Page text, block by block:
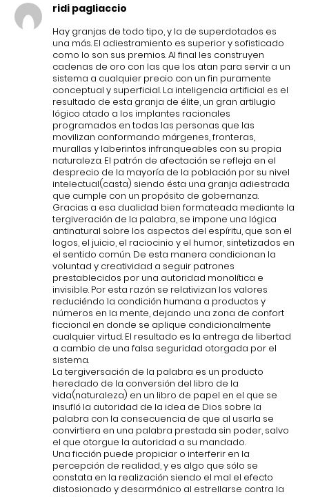
ridi pagliaccio
Hay granjas de todo tipo, y la de superdotados es
una más. El adiestramiento es superior y sofisticado
como lo son sus premios. Al final les construyen
cadenas de oro con las que los atan para servir a un
sistema a cualquier precio con un fin puramente
conceptual y superficial. La inteligencia artificial es el
resultado de esta granja de élite, un gran artilugio
lógico atado a los implantes racionales
programados en todas las personas que las
movilizan conformando márgenes, fronteras,
murallas y laberintos infranqueables con su propia
naturaleza. El patrón de afectación se refleja en el
desprecio de la mayoría de la población por su nivel
intelectual(casta) siendo ésta una granja adiestrada
que cumple con un propósito de gobernanza.
Gracias a esa dualidad bien formateada mediante la
tergiveración de la palabra, se impone una lógica
antinatural sobre los aspectos del espíritu, que son el
logos, el juicio, el raciocinio y el humor, sintetizados en
el sentido común. De esta manera condicionan la
voluntad y creatividad a seguir patrones
prestablecidos por una autoridad monolítica e
invisible. Por esta razón se relativizan los valores
reduciéndo la condición humana a productos y
números en la mente, dejando una zona de confort
ficcional en donde se aplique condicionalmente
cualquier virtud. El resultado es la entrega de libertad
a cambio de una falsa seguridad otorgada por el
sistema.
La tergiversación de la palabra es un producto
heredado de la conversión del libro de la
vida(naturaleza) en un libro de papel en el que se
insufló la autoridad de la idea de Dios sobre la
palabra con la consecuencia de que al usarla se
convirtiera en una palabra prestada sin poder, salvo
el que otorgue la autoridad a su mandado.
Una ficción puede propiciar o interferir en la
percepción de realidad, y es algo que sólo se
constata en la realización siendo el mal el efecto
distosionado y desarmónico al estrellarse contra la